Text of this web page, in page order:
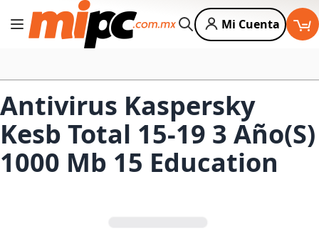
Cambiar Nav
Buscar
Mi Cuenta
Antivirus Kaspersky
Kesb Total 15-19 3 Año(S)
1000 Mb 15 Education